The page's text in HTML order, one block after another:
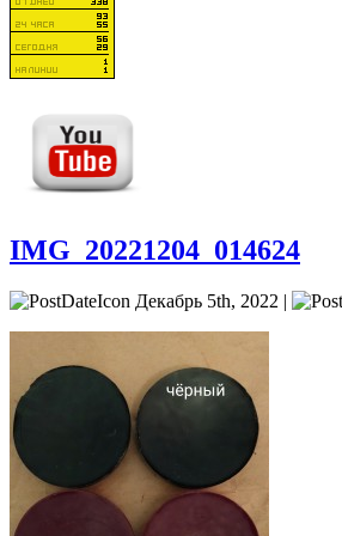
IMG_20221204_014624
Декабрь 5th, 2022 |